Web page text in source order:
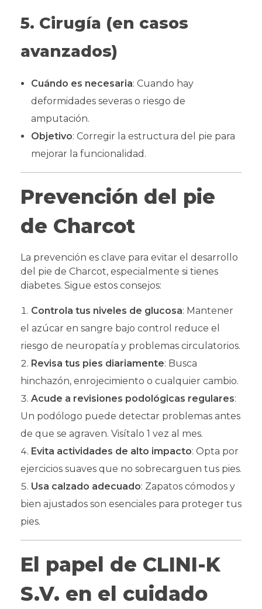
5. Cirugía (en casos
avanzados)
Cuándo es necesaria: Cuando hay
deformidades severas o riesgo de
amputación.
Objetivo: Corregir la estructura del pie para
mejorar la funcionalidad.
Prevención del pie
de Charcot
La prevención es clave para evitar el desarrollo
del pie de Charcot, especialmente si tienes
diabetes. Sigue estos consejos:
Controla tus niveles de glucosa: Mantener
el azúcar en sangre bajo control reduce el
riesgo de neuropatía y problemas circulatorios.
Revisa tus pies diariamente: Busca
hinchazón, enrojecimiento o cualquier cambio.
Acude a revisiones podológicas regulares:
Un podólogo puede detectar problemas antes
de que se agraven. Visítalo 1 vez al mes.
Evita actividades de alto impacto: Opta por
ejercicios suaves que no sobrecarguen tus pies.
Usa calzado adecuado: Zapatos cómodos y
bien ajustados son esenciales para proteger tus
pies.
El papel de CLINI-K
S.V. en el cuidado